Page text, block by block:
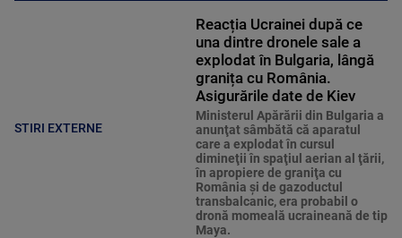
STIRI EXTERNE
Reacția Ucrainei după ce
una dintre dronele sale a
explodat în Bulgaria, lângă
granița cu România.
Asigurările date de Kiev
Ministerul Apărării din Bulgaria a
anunţat sâmbătă că aparatul
care a explodat în cursul
dimineţii în spaţiul aerian al ţării,
în apropiere de graniţa cu
România şi de gazoductul
transbalcanic, era probabil o
dronă momeală ucraineană de tip
Maya.